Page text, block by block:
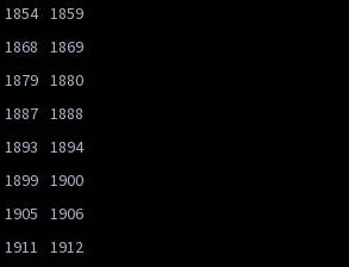
1854
1859
1868
1869
1879
1880
1887
1888
1893
1894
1899
1900
1905
1906
1911 1912